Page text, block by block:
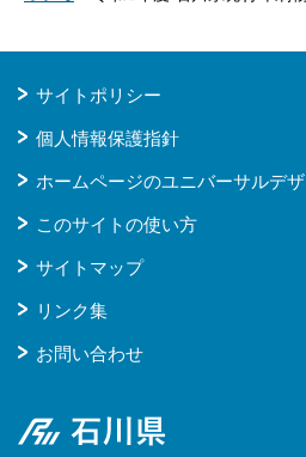
サイトポリシー
個人情報保護指針
ホームページのユニバーサルデ
このサイトの使い方
サイトマップ
リンク集
お問い合わせ
石川県